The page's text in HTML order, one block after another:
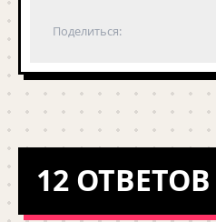
Поделиться:
12 ОТВЕТОВ